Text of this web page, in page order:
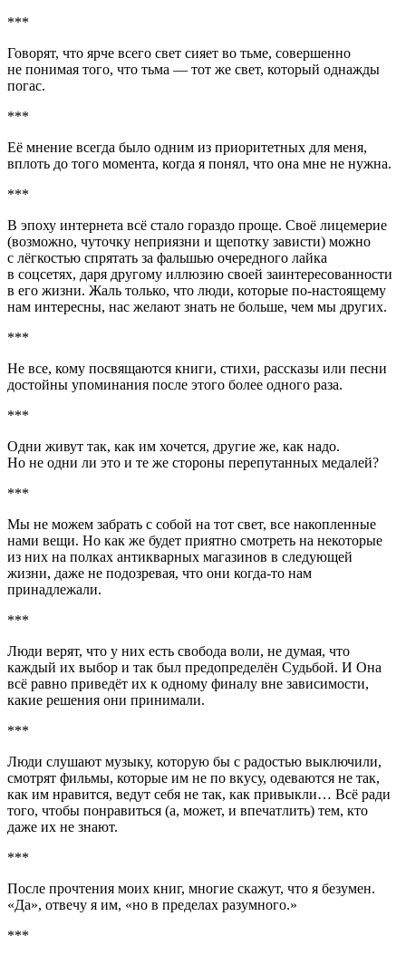
***
Говорят, что ярче всего свет сияет во тьме, совершенно
не понимая того, что тьма — тот же свет, который однажды
погас.
***
Её мнение всегда было одним из приоритетных для меня,
вплоть до того момента, когда я понял, что она мне не нужна.
***
В эпоху интернета всё стало гораздо проще. Своё лицемерие
(возможно, чуточку неприязни и щепотку зависти) можно
с лёгкостью спрятать за фальшью очередного лайка
в соцсетях, даря другому иллюзию своей заинтересованности
в его жизни. Жаль только, что люди, которые по-настоящему
нам интересны, нас желают знать не больше, чем мы других.
***
Не все, кому посвящаются книги, стихи, рассказы или песни
достойны упоминания после этого более одного раза.
***
Одни живут так, как им хочется, другие же, как надо.
Но не одни ли это и те же стороны перепутанных медалей?
***
Мы не можем забрать с собой на тот свет, все накопленные
нами вещи. Но как же будет приятно смотреть на некоторые
из них на полках антикварных магазинов в следующей
жизни, даже не подозревая, что они когда-то нам
принадлежали.
***
Люди верят, что у них есть свобода воли, не думая, что
каждый их выбор и так был предопределён Судьбой. И Она
всё равно приведёт их к одному финалу вне зависимости,
какие решения они принимали.
***
Люди слушают музыку, которую бы с радостью выключили,
смотрят фильмы, которые им не по вкусу, одеваются не так,
как им нравится, ведут себя не так, как привыкли… Всё ради
того, чтобы понравиться (а, может, и впечатлить) тем, кто
даже их не знают.
***
После прочтения моих книг, многие скажут, что я безумен.
«Да», отвечу я им, «но в пределах разумного.»
***